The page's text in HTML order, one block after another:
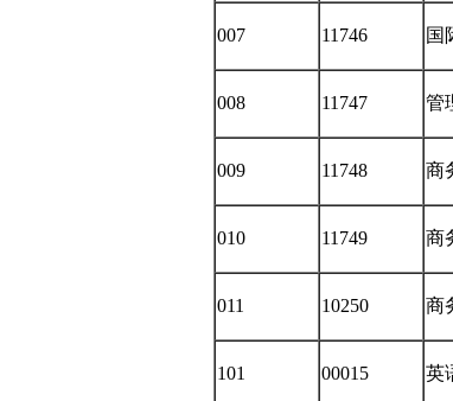
007 11746 国
008 11747 管
009 11748 商
010 11749 商
011 10250 商
101 00015 英